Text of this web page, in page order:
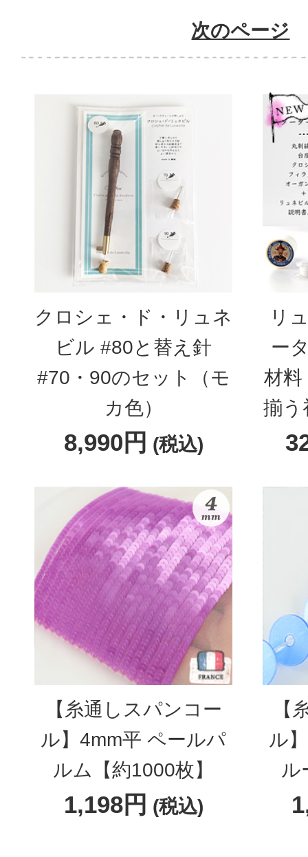
次のページ
クロシェ・ド・リュネ
ビル #80と替え針
#70・90のセット（モ
カ色）
8,990円 (税込)
リ
ー
材料
揃う
【糸通しスパンコー
ル】4mm平 ペールパ
ルム【約1000枚】
1,198円 (税込)
【
ル
ル